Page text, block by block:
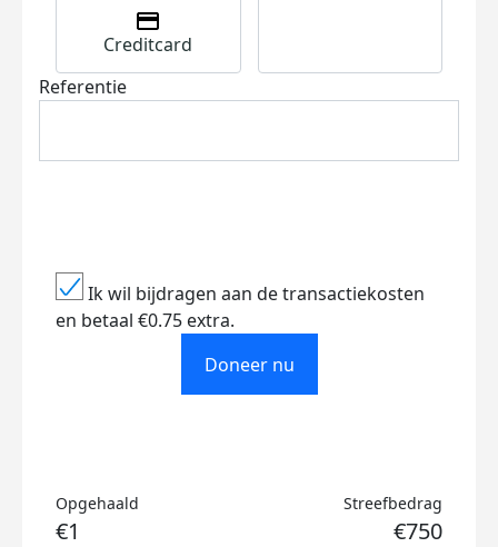
Creditcard
Referentie
Ik wil bijdragen aan de transactiekosten
en betaal €0.75 extra.
Doneer nu
Opgehaald
€1
Streefbedrag
€750